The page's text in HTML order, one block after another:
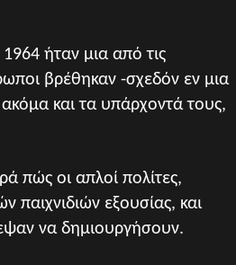
ήταν μια από τις
βρέθηκαν -σχεδόν εν μια
ακόμα και τα υπάρχοντά τους,
πώς οι απλοί πολίτες,
παιχνιδιών εξουσίας, και
να δημιουργήσουν.